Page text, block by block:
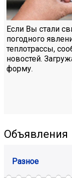
Если Вы стали
погодного
теплотрассы,
новостей.
форму.
Объявления
Разное